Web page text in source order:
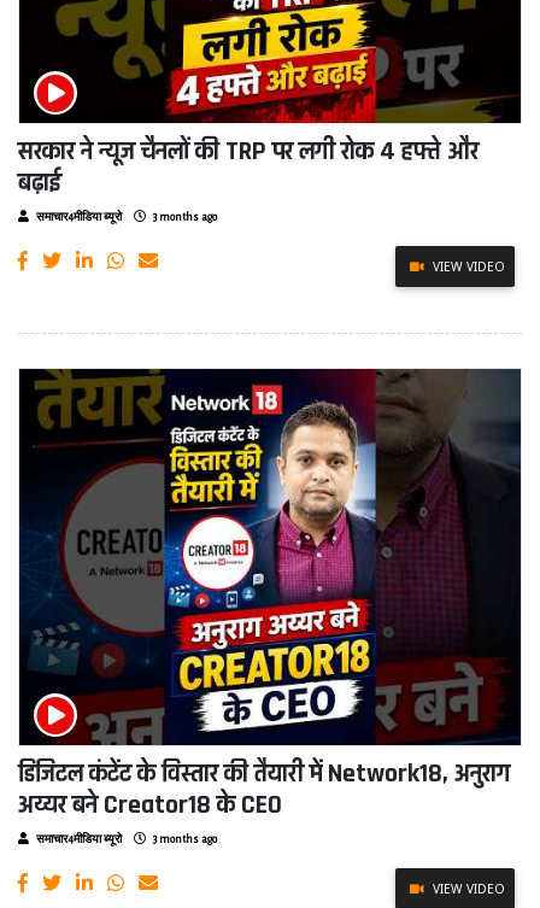
सरकार ने न्यूज चैनलों की TRP पर लगी रोक 4 हफ्ते और
बढ़ाई
समाचार4मीडिया ब्यूरो 3 months ago
VIEW VIDEO
डिजिटल कंटेंट के विस्तार की तैयारी में Network18, अनुराग
अय्यर बने Creator18 के CEO
समाचार4मीडिया ब्यूरो 3 months ago
VIEW VIDEO